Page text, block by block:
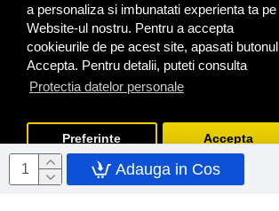
a personaliza si imbunatati experienta ta pe
Website-ul nostru. Pentru a accepta
cookieurile de pe acest site, apasati butonul
Accepta. Pentru detalii, puteti consulta
Protectia datelor personale
Preferinte Accepta
Adauga in Cos
Copyright © 2014